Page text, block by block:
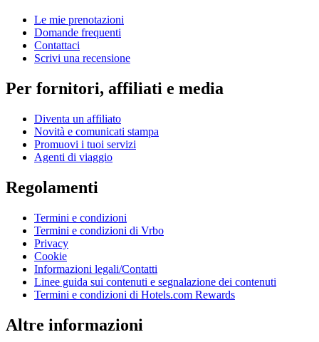
Le mie prenotazioni
Domande frequenti
Contattaci
Scrivi una recensione
Per fornitori, affiliati e media
Diventa un affiliato
Novità e comunicati stampa
Promuovi i tuoi servizi
Agenti di viaggio
Regolamenti
Termini e condizioni
Termini e condizioni di Vrbo
Privacy
Cookie
Informazioni legali/Contatti
Linee guida sui contenuti e segnalazione dei contenuti
Termini e condizioni di Hotels.com Rewards
Altre informazioni